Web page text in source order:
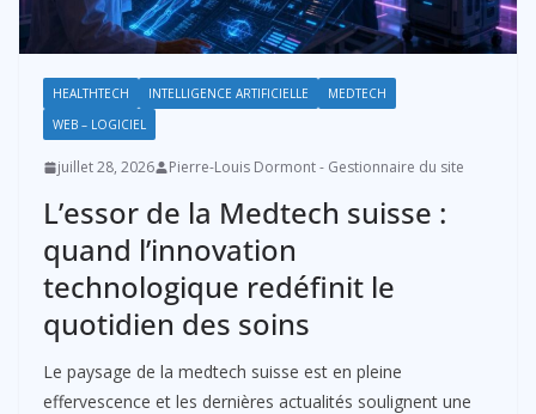
HEALTHTECH INTELLIGENCE ARTIFICIELLE
MEDTECH
WEB – LOGICIEL
juillet 28, 2026 Pierre-Louis Dormont - Gestionnaire du site
L’essor de la Medtech suisse :
quand l’innovation
technologique redéfinit le
quotidien des soins
Le paysage de la medtech suisse est en pleine
effervescence et les dernières actualités soulignent une